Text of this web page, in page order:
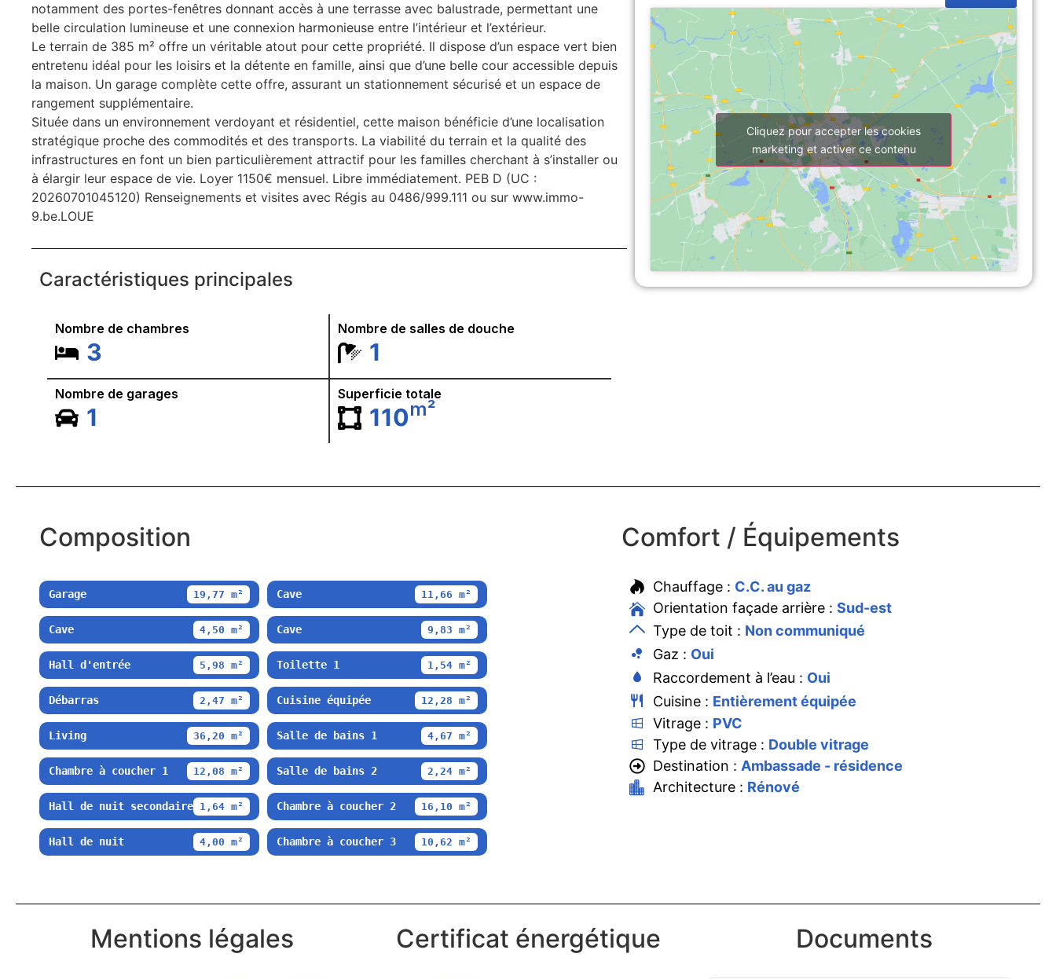
notamment des portes-fenêtres donnant accès à une terrasse avec balustrade, permettant une
belle circulation lumineuse et une connexion harmonieuse entre l’intérieur et l’extérieur.
Le terrain de 385 m² offre un véritable atout pour cette propriété. Il dispose d’un espace vert bien
entretenu idéal pour les loisirs et la détente en famille, ainsi que d’une belle cour accessible depuis
la maison. Un garage complète cette offre, assurant un stationnement sécurisé et un espace de
rangement supplémentaire.
Située dans un environnement verdoyant et résidentiel, cette maison bénéficie d’une localisation
stratégique proche des commodités et des transports. La viabilité du terrain et la qualité des
infrastructures en font un bien particulièrement attractif pour les familles cherchant à s’installer ou
à élargir leur espace de vie. Loyer 1150€ mensuel. Libre immédiatement. PEB D (UC :
20260701045120) Renseignements et visites avec Régis au 0486/999.111 ou sur www.immo-
9.be.LOUE
Caractéristiques principales
Nombre de chambres
3
Nombre de salles de douche
1
Nombre de garages
1
Superficie totale
110m²
Cliquez pour accepter les cookies
marketing et activer ce contenu
Composition
Garage 19,77 m² Cave 11,66 m²
Cave 4,50 m² Cave 9,83 m²
Hall d'entrée 5,98 m² Toilette 1 1,54 m²
Débarras 2,47 m² Cuisine équipée 12,28 m²
Living 36,20 m² Salle de bains 1 4,67 m²
Chambre à coucher 1 12,08 m² Salle de bains 2 2,24 m²
Hall de nuit secondaire 1,64 m² Chambre à coucher 2 16,10 m²
Hall de nuit 4,00 m² Chambre à coucher 3 10,62 m²
Comfort / Équipements
Chauffage : C.C. au gaz
Orientation façade arrière : Sud-est
Type de toit : Non communiqué
Gaz : Oui
Raccordement à l’eau : Oui
Cuisine : Entièrement équipée
Vitrage : PVC
Type de vitrage : Double vitrage
Destination : Ambassade - résidence
Architecture : Rénové
Mentions légales Certificat énergétique Documents